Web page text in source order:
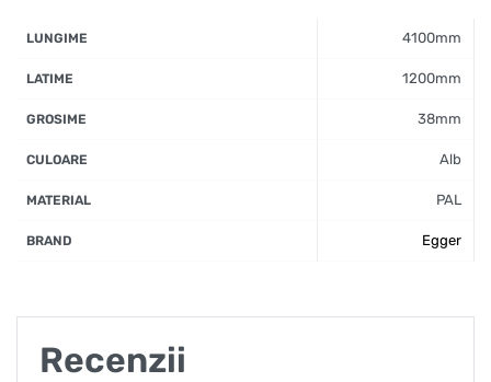
LUNGIME 4100mm
LATIME 1200mm
GROSIME 38mm
CULOARE Alb
MATERIAL PAL
BRAND Egger
Recenzii